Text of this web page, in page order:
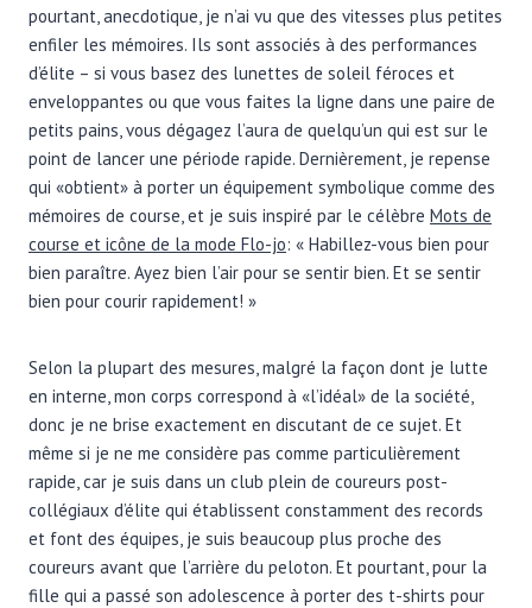
pourtant, anecdotique, je n’ai vu que des vitesses plus petites
enfiler les mémoires. Ils sont associés à des performances
d’élite – si vous basez des lunettes de soleil féroces et
enveloppantes ou que vous faites la ligne dans une paire de
petits pains, vous dégagez l’aura de quelqu’un qui est sur le
point de lancer une période rapide. Dernièrement, je repense
qui «obtient» à porter un équipement symbolique comme des
mémoires de course, et je suis inspiré par le célèbre Mots de
course et icône de la mode Flo-jo: « Habillez-vous bien pour
bien paraître. Ayez bien l’air pour se sentir bien. Et se sentir
bien pour courir rapidement! »
Selon la plupart des mesures, malgré la façon dont je lutte
en interne, mon corps correspond à «l’idéal» de la société,
donc je ne brise exactement en discutant de ce sujet. Et
même si je ne me considère pas comme particulièrement
rapide, car je suis dans un club plein de coureurs post-
collégiaux d’élite qui établissent constamment des records
et font des équipes, je suis beaucoup plus proche des
coureurs avant que l’arrière du peloton. Et pourtant, pour la
fille qui a passé son adolescence à porter des t-shirts pour